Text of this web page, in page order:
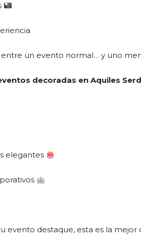
entre un evento normal… y uno
decoradas en Aquiles
elegantes
evento destaque, esta es la mejor